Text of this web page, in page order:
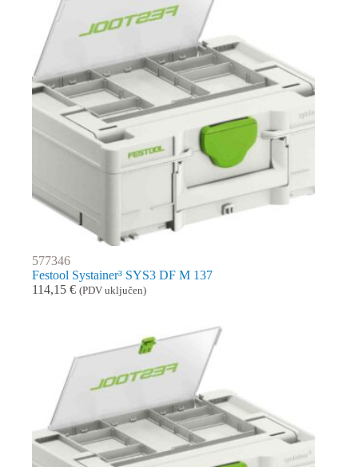
577346
Festool Systainer³ SYS3 DF M 137
114,15 € (PDV uključen)